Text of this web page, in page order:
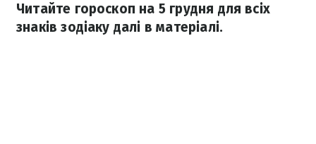
Читайте гороскоп на 5 грудня для всіх
знаків зодіаку далі в матеріалі.